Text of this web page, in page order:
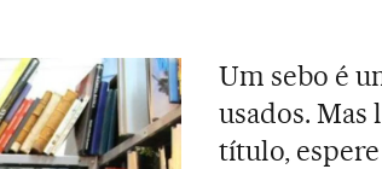
Um sebo é
usados.
título, espere